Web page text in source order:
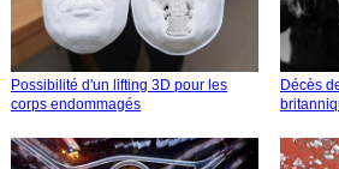
Possibilité d'un lifting 3D pour les
corps endommagés
Décès